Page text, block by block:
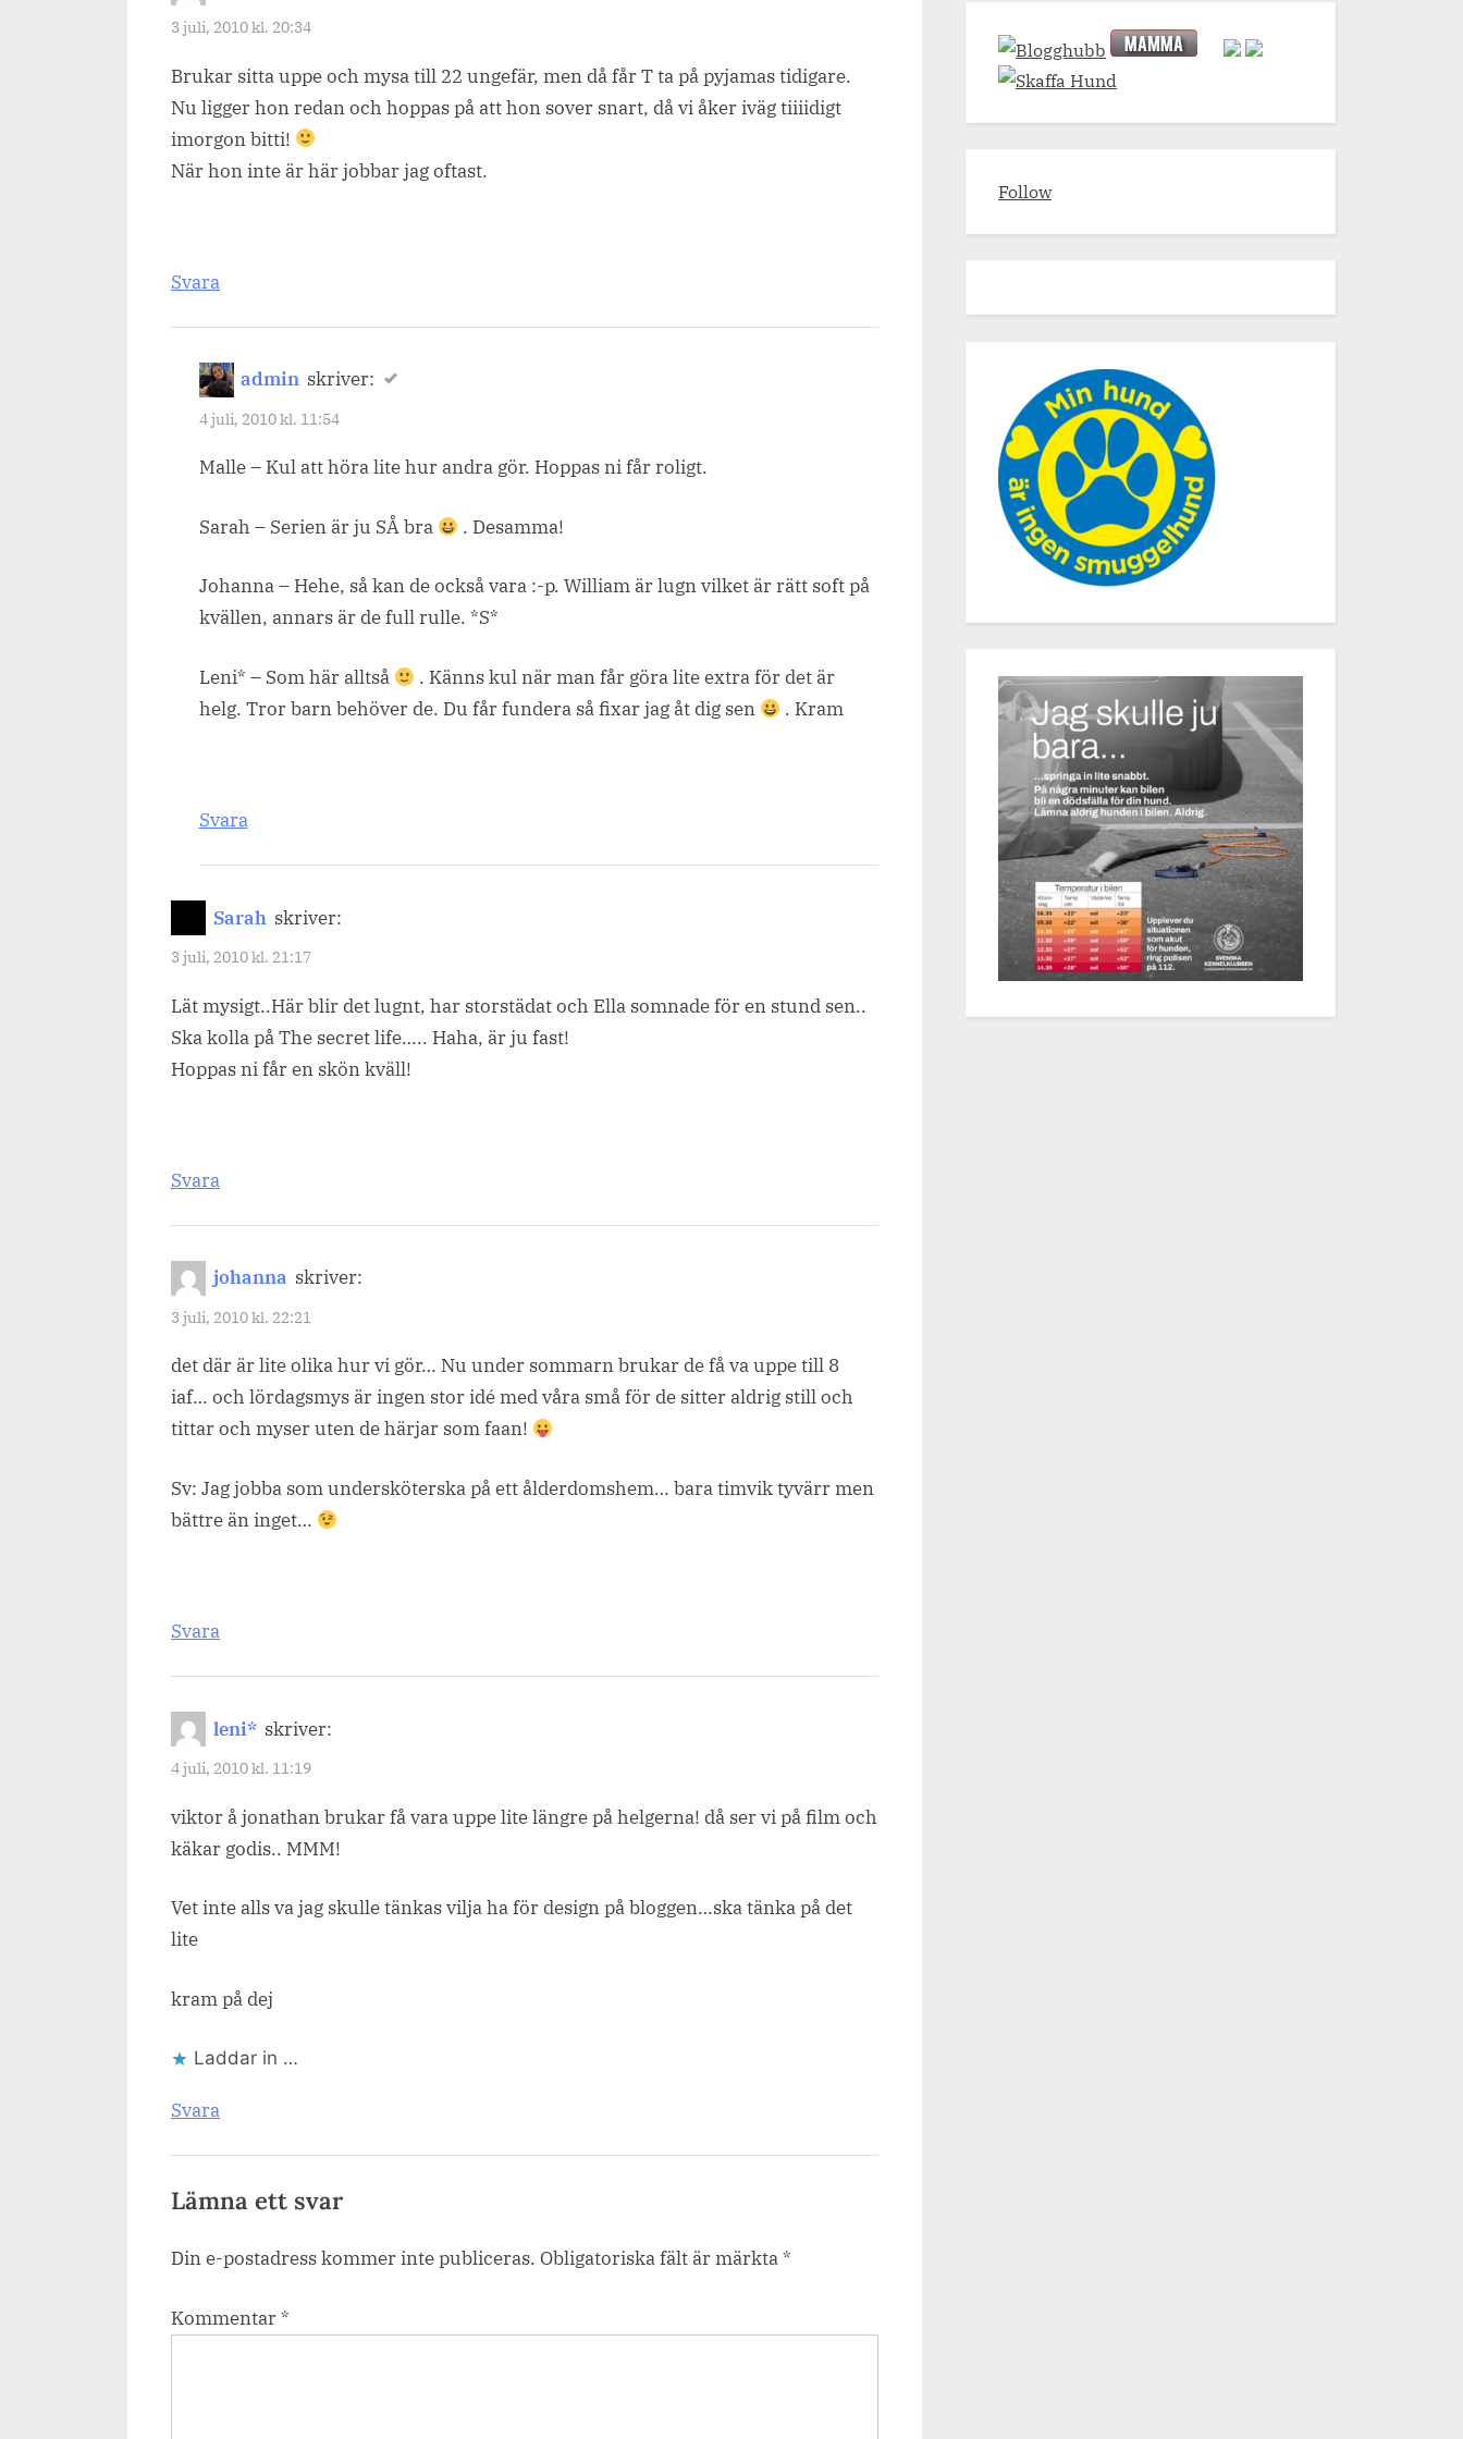
3 juli, 2010 kl. 20:34
Brukar sitta uppe och mysa till 22 ungefär, men då får T ta på pyjamas tidigare.
Nu ligger hon redan och hoppas på att hon sover snart, då vi åker iväg tiiiidigt
imorgon bitti!
När hon inte är här jobbar jag oftast.
Svara
admin skriver:
4 juli, 2010 kl. 11:54
Malle – Kul att höra lite hur andra gör. Hoppas ni får roligt.
Sarah – Serien är ju SÅ bra . Desamma!
Johanna – Hehe, så kan de också vara :-p. William är lugn vilket är rätt soft på
kvällen, annars är de full rulle. *S*
Leni* – Som här alltså
. Känns kul när man får göra lite extra för det är
helg. Tror barn behöver de. Du får fundera så fixar jag åt dig sen
. Kram
Svara
Sarah skriver:
3 juli, 2010 kl. 21:17
Lät mysigt..Här blir det lugnt, har storstädat och Ella somnade för en stund sen..
Ska kolla på The secret life….. Haha, är ju fast!
Hoppas ni får en skön kväll!
Svara
johanna skriver:
3 juli, 2010 kl. 22:21
det där är lite olika hur vi gör… Nu under sommarn brukar de få va uppe till 8
iaf… och lördagsmys är ingen stor idé med våra små för de sitter aldrig still och
tittar och myser uten de härjar som faan!
Sv: Jag jobba som undersköterska på ett ålderdomshem… bara timvik tyvärr men
bättre än inget…
Svara
leni* skriver:
4 juli, 2010 kl. 11:19
viktor å jonathan brukar få vara uppe lite längre på helgerna! då ser vi på film och
käkar godis.. MMM!
Vet inte alls va jag skulle tänkas vilja ha för design på bloggen…ska tänka på det
lite
kram på dej
Laddar in …
Svara
Lämna ett svar
Din e-postadress kommer inte publiceras. Obligatoriska fält är märkta*
Kommentar*
Follow